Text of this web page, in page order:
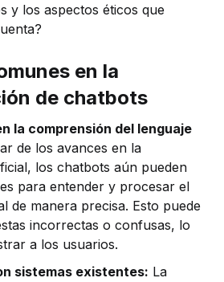
y los aspectos éticos que
en la
de chatbots
la comprensión del lenguaje
de los avances en la
los chatbots aún pueden
para entender y procesar el
de manera precisa. Esto puede
incorrectas o confusas, lo
a los usuarios.
sistemas existentes: La